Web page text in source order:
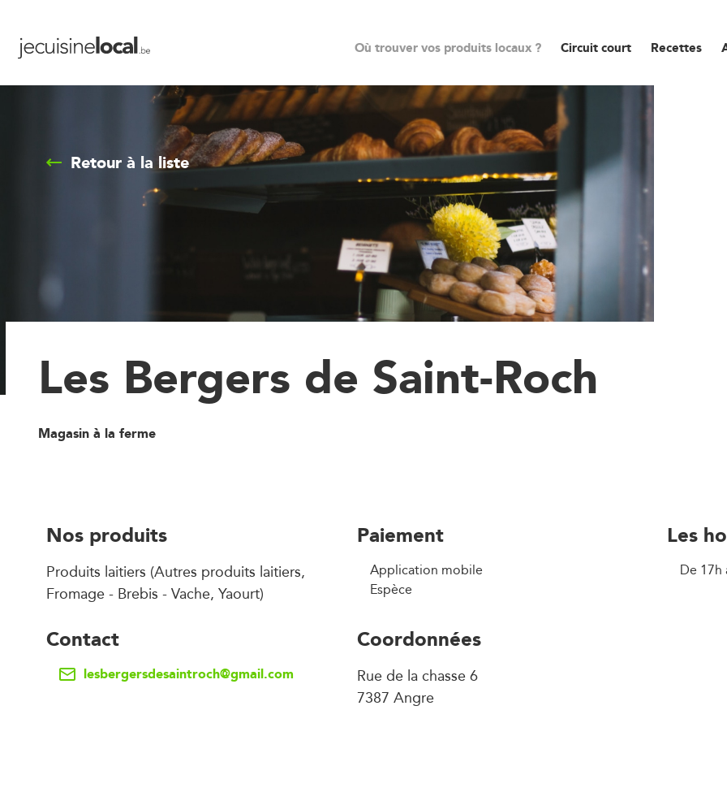
Où trouver vos produits locaux ? Circuit court Recettes
Retour à la liste
Les Bergers de Saint-Roch
Magasin à la ferme
Nos produits
Produits laitiers (Autres produits laitiers,
Fromage - Brebis - Vache, Yaourt)
Paiement
Application mobile
Espèce
Les
De 17h
Contact
lesbergersdesaintroch@gmail.com
Coordonnées
Rue de la chasse 6
7387 Angre